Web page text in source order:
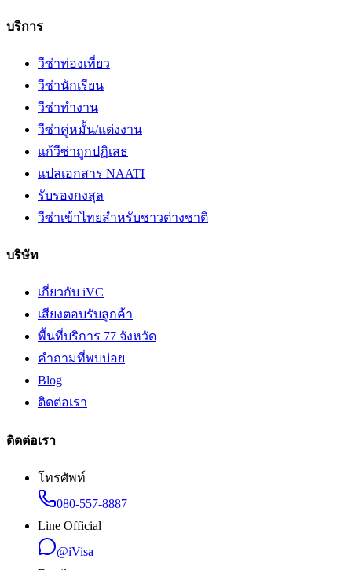
บริการ
วีซ่าท่องเที่ยว
วีซ่านักเรียน
วีซ่าทำงาน
วีซ่าคู่หมั้น/แต่งงาน
แก้วีซ่าถูกปฏิเสธ
แปลเอกสาร NAATI
รับรองกงสุล
วีซ่าเข้าไทยสำหรับชาวต่างชาติ
บริษัท
เกี่ยวกับ iVC
เสียงตอบรับลูกค้า
พื้นที่บริการ 77 จังหวัด
คำถามที่พบบ่อย
Blog
ติดต่อเรา
ติดต่อเรา
โทรศัพท์
080-557-8887
Line Official
@iVisa